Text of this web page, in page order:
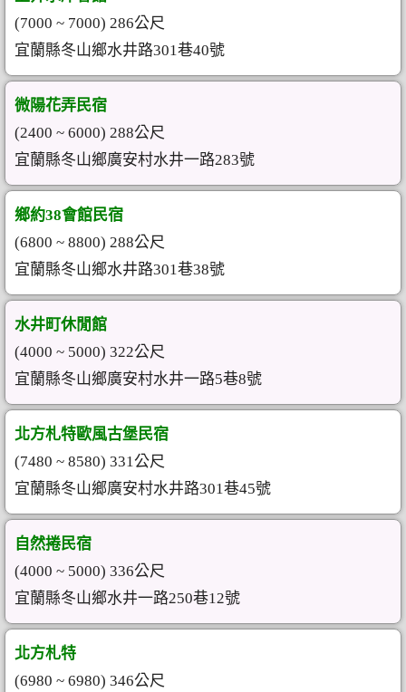
(7000 ~ 7000) 286公尺
宜蘭縣冬山鄉水井路301巷40號
微陽花弄民宿
(2400 ~ 6000) 288公尺
宜蘭縣冬山鄉廣安村水井一路283號
鄉約38會館民宿
(6800 ~ 8800) 288公尺
宜蘭縣冬山鄉水井路301巷38號
水井町休閒館
(4000 ~ 5000) 322公尺
宜蘭縣冬山鄉廣安村水井一路5巷8號
北方札特歐風古堡民宿
(7480 ~ 8580) 331公尺
宜蘭縣冬山鄉廣安村水井路301巷45號
自然捲民宿
(4000 ~ 5000) 336公尺
宜蘭縣冬山鄉水井一路250巷12號
北方札特
(6980 ~ 6980) 346公尺